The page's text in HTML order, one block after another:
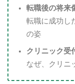
転職後の将来
転職に成功し
の姿
クリニック受
なぜ、クリニ